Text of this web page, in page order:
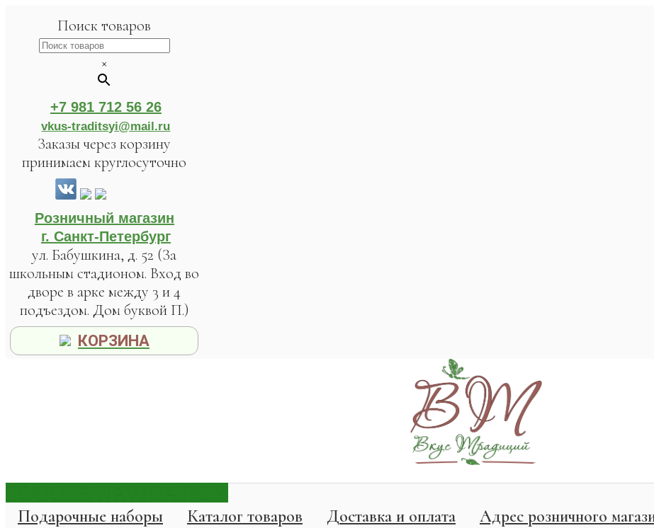
Поиск товаров
×
+7 981 712 56 26
vkus-traditsyi@mail.ru
Заказы через корзину
принимаем круглосуточно
Розничный магазин
г. Санкт-Петербург
ул. Бабушкина, д. 52 (За
школьным стадионом. Вход во
дворе в арке между 3 и 4
подъездом. Дом буквой П.)
КОРЗИНА
Подарочные наборы Каталог товаров Доставка и оплата Адрес розничного